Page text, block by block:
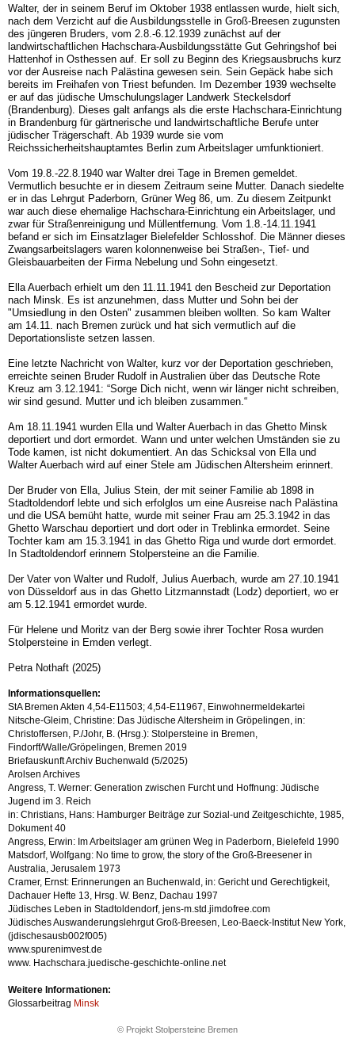
Walter, der in seinem Beruf im Oktober 1938 entlassen wurde, hielt sich,
nach dem Verzicht auf die Ausbildungsstelle in Groß-Breesen zugunsten
des jüngeren Bruders, vom 2.8.-6.12.1939 zunächst auf der
landwirtschaftlichen Hachschara-Ausbildungsstätte Gut Gehringshof bei
Hattenhof in Osthessen auf. Er soll zu Beginn des Kriegsausbruchs kurz
vor der Ausreise nach Palästina gewesen sein. Sein Gepäck habe sich
bereits im Freihafen von Triest befunden. Im Dezember 1939 wechselte
er auf das jüdische Umschulungslager Landwerk Steckelsdorf
(Brandenburg). Dieses galt anfangs als die erste Hachschara-Einrichtung
in Brandenburg für gärtnerische und landwirtschaftliche Berufe unter
jüdischer Trägerschaft. Ab 1939 wurde sie vom
Reichssicherheitshauptamtes Berlin zum Arbeitslager umfunktioniert.
Vom 19.8.-22.8.1940 war Walter drei Tage in Bremen gemeldet.
Vermutlich besuchte er in diesem Zeitraum seine Mutter. Danach siedelte
er in das Lehrgut Paderborn, Grüner Weg 86, um. Zu diesem Zeitpunkt
war auch diese ehemalige Hachschara-Einrichtung ein Arbeitslager, und
zwar für Straßenreinigung und Müllentfernung. Vom 1.8.-14.11.1941
befand er sich im Einsatzlager Bielefelder Schlosshof. Die Männer dieses
Zwangsarbeitslagers waren kolonnenweise bei Straßen-, Tief- und
Gleisbauarbeiten der Firma Nebelung und Sohn eingesetzt.
Ella Auerbach erhielt um den 11.11.1941 den Bescheid zur Deportation
nach Minsk. Es ist anzunehmen, dass Mutter und Sohn bei der
"Umsiedlung in den Osten" zusammen bleiben wollten. So kam Walter
am 14.11. nach Bremen zurück und hat sich vermutlich auf die
Deportationsliste setzen lassen.
Eine letzte Nachricht von Walter, kurz vor der Deportation geschrieben,
erreichte seinen Bruder Rudolf in Australien über das Deutsche Rote
Kreuz am 3.12.1941: “Sorge Dich nicht, wenn wir länger nicht schreiben,
wir sind gesund. Mutter und ich bleiben zusammen.“
Am 18.11.1941 wurden Ella und Walter Auerbach in das Ghetto Minsk
deportiert und dort ermordet. Wann und unter welchen Umständen sie zu
Tode kamen, ist nicht dokumentiert. An das Schicksal von Ella und
Walter Auerbach wird auf einer Stele am Jüdischen Altersheim erinnert.
Der Bruder von Ella, Julius Stein, der mit seiner Familie ab 1898 in
Stadtoldendorf lebte und sich erfolglos um eine Ausreise nach Palästina
und die USA bemüht hatte, wurde mit seiner Frau am 25.3.1942 in das
Ghetto Warschau deportiert und dort oder in Treblinka ermordet. Seine
Tochter kam am 15.3.1941 in das Ghetto Riga und wurde dort ermordet.
In Stadtoldendorf erinnern Stolpersteine an die Familie.
Der Vater von Walter und Rudolf, Julius Auerbach, wurde am 27.10.1941
von Düsseldorf aus in das Ghetto Litzmannstadt (Lodz) deportiert, wo er
am 5.12.1941 ermordet wurde.
Für Helene und Moritz van der Berg sowie ihrer Tochter Rosa wurden
Stolpersteine in Emden verlegt.
Petra Nothaft (2025)
Informationsquellen:
StA Bremen Akten 4,54-E11503; 4,54-E11967, Einwohnermeldekartei
Nitsche-Gleim, Christine: Das Jüdische Altersheim in Gröpelingen, in:
Christoffersen, P./Johr, B. (Hrsg.): Stolpersteine in Bremen,
Findorff/Walle/Gröpelingen, Bremen 2019
Briefauskunft Archiv Buchenwald (5/2025)
Arolsen Archives
Angress, T. Werner: Generation zwischen Furcht und Hoffnung: Jüdische
Jugend im 3. Reich
in: Christians, Hans: Hamburger Beiträge zur Sozial-und Zeitgeschichte, 1985,
Dokument 40
Angress, Erwin: Im Arbeitslager am grünen Weg in Paderborn, Bielefeld 1990
Matsdorf, Wolfgang: No time to grow, the story of the Groß-Breesener in
Australia, Jerusalem 1973
Cramer, Ernst: Erinnerungen an Buchenwald, in: Gericht und Gerechtigkeit,
Dachauer Hefte 13, Hrsg. W. Benz, Dachau 1997
Jüdisches Leben in Stadtoldendorf, jens-m.std.jimdofree.com
Jüdisches Auswanderungslehrgut Groß-Breesen, Leo-Baeck-Institut New York,
(jdischesausb002f005)
www.spurenimvest.de
www. Hachschara.juedische-geschichte-online.net
Weitere Informationen:
Glossarbeitrag Minsk
© Projekt Stolpersteine Bremen